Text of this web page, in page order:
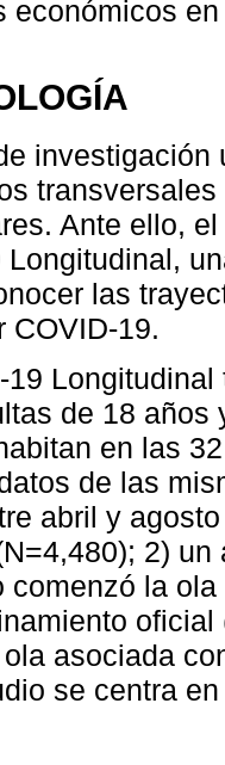
económicos
Ante ello,
Longitudinal,
las
COVID-19.
19
de 18
en las
de las
abril y
2)
comenzó la
asociada
se centra